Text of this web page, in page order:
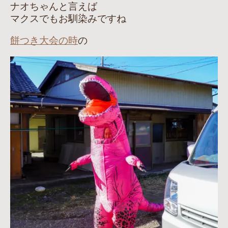
ナオちゃんと言えば
マクスでもお馴染みですね
餅つき大会の時の